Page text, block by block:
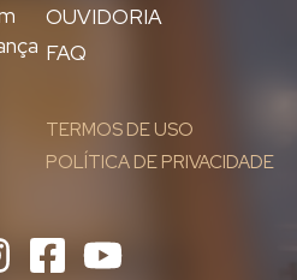
OUVIDORIA
FAQ
TERMOS DE USO
POLÍTICA DE PRIVACIDADE